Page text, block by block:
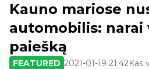
Kauno mariose
automobilis: narai
paiešką
FEATURED 2021-01-19 21:42Kas